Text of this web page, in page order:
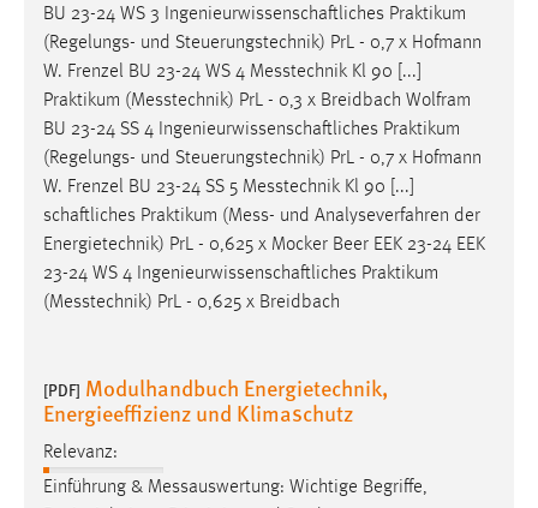
BU 23-24 WS 3 Ingenieurwissenschaftliches Praktikum
(Regelungs- und Steuerungstechnik) PrL - 0,7 x Hofmann
W. Frenzel BU 23-24 WS 4 Messtechnik Kl 90 [...]
Praktikum (Messtechnik) PrL - 0,3 x Breidbach Wolfram
BU 23-24 SS 4 Ingenieurwissenschaftliches Praktikum
(Regelungs- und Steuerungstechnik) PrL - 0,7 x Hofmann
W. Frenzel BU 23-24 SS 5 Messtechnik Kl 90 [...]
schaftliches Praktikum (Mess- und Analyseverfahren der
Energietechnik) PrL - 0,625 x Mocker Beer EEK 23-24 EEK
23-24 WS 4 Ingenieurwissenschaftliches Praktikum
(Messtechnik) PrL - 0,625 x Breidbach
[PDF] Modulhandbuch Energietechnik,
Energieeffizienz und Klimaschutz
Relevanz:
Einführung & Messauswertung: Wichtige Begriffe,